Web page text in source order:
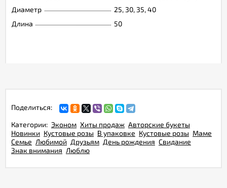
Диаметр
25, 30, 35, 40
Длина
50
Поделиться:
Категории: Эконом Хиты продаж Авторские букеты
Новинки Кустовые розы В упаковке Кустовые розы Маме
Семье Любимой Друзьям День рождения Свидание
Знак внимания Люблю